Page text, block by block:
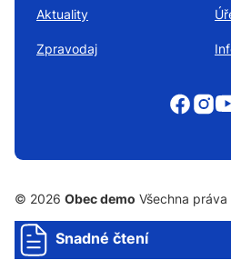
Aktuality
Zpravodaj
© 2026 Obec demo Všechna
Snadné čtení